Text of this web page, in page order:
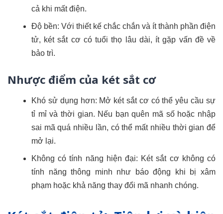
cả khi mất điện.
Độ bền: Với thiết kế chắc chắn và ít thành phần điện
tử, két sắt cơ có tuổi thọ lâu dài, ít gặp vấn đề về
bảo trì.
Nhược điểm của két sắt cơ
Khó sử dụng hơn: Mở két sắt cơ có thể yêu cầu sự
tỉ mỉ và thời gian. Nếu bạn quên mã số hoặc nhập
sai mã quá nhiều lần, có thể mất nhiều thời gian để
mở lại.
Không có tính năng hiện đại: Két sắt cơ không có
tính năng thông minh như báo động khi bị xâm
phạm hoặc khả năng thay đổi mã nhanh chóng.